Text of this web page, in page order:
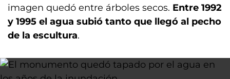
imagen quedó entre árboles secos. Entre 1992
y 1995 el agua subió tanto que llegó al pecho
de la escultura.